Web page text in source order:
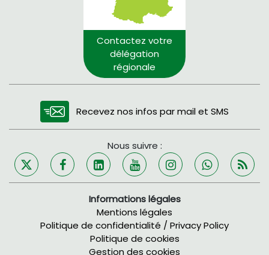
Contactez votre
délégation
régionale
Recevez nos infos par mail et SMS
Nous suivre :
Informations légales
Mentions légales
Politique de confidentialité / Privacy Policy
Politique de cookies
Gestion des cookies